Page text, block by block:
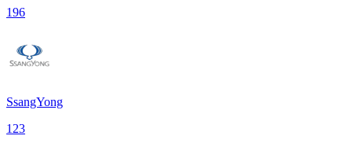
196
SsangYong
123